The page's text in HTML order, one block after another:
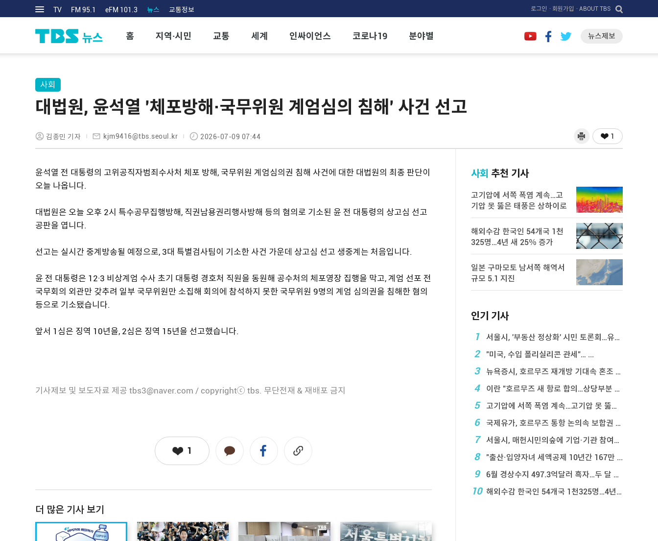
TV FM 95.1 eFM 101.3 뉴스 교통정보 로그인 · 회원가입 · ABOUT TBS
홈 지역·시민 교통 세계 인싸이언스 코로나19 분야별 뉴스제보
사회
대법원, 윤석열 '체포방해·국무위원 계엄심의 침해' 사건 선고
김종민 기자 kjm9416@tbs.seoul.kr 2026-07-09 07:44 1
윤석열 전 대통령의 고위공직자범죄수사처 체포 방해, 국무위원 계엄심의권 침해 사건에 대한 대법원의 최종 판단이
오늘 나옵니다.
대법원은 오늘 오후 2시 특수공무집행방해, 직권남용권리행사방해 등의 혐의로 기소된 윤 전 대통령의 상고심 선고
공판을 엽니다.
선고는 실시간 중계방송될 예정으로, 3대 특별검사팀이 기소한 사건 가운데 상고심 선고 생중계는 처음입니다.
윤 전 대통령은 12·3 비상계엄 수사 초기 대통령 경호처 직원을 동원해 공수처의 체포영장 집행을 막고, 계엄 선포 전
국무회의 외관만 갖추려 일부 국무위원만 소집해 회의에 참석하지 못한 국무위원 9명의 계엄 심의권을 침해한 혐의
등으로 기소됐습니다.
앞서 1심은 징역 10년을, 2심은 징역 15년을 선고했습니다.
기사제보 및 보도자료 제공 tbs3@naver.com / copyrightⓒ tbs. 무단전재 & 재배포 금지
1
더 많은 기사 보기
사회 추천 기사
고기압에 서쪽 폭염 계속…고
기압 못 뚫은 태풍은 상하이로
해외수감 한국인 54개국 1천
325명…4년 새 25％ 증가
일본 구마모토 남서쪽 해역서
규모 5.1 지진
인기 기사
1
서울시, '부동산 정상화' 시민 토론회…유튜브 생중계
2 "미국, 수입 폴리실리콘 관세"… ...
3 뉴욕증시, 호르무즈 재개방 기대속 혼조 마감…나스닥 ...
4 이란 "호르무즈 새 항로 합의…상당부분 이 ...
5 고기압에 서쪽 폭염 계속…고기압 못 뚫은 태풍은 상 ...
6 국제유가, 호르무즈 통항 논의속 보합권 마감…브렌트 ...
7 서울시, 매헌시민의숲에 기업·기관 참여정원 조성
8 "출산·입양자녀 세액공제 10년간 167만 ...
9 6월 경상수지 497.3억달러 흑자…두 달 연속 역 ...
10 해외수감 한국인 54개국 1천325명…4년 새 25 ...